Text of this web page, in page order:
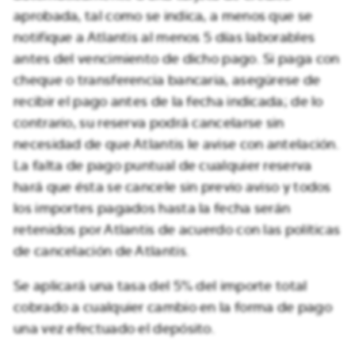
aprobada, tal como se indica, a menos que se
notifique a Atlantis al menos 5 días laborables
antes del vencimiento de dicho pago. Si paga con
cheque o transferencia bancaria, asegúrese de
recibir el pago antes de la fecha indicada; de lo
contrario, su reserva podrá cancelarse sin
necesidad de que Atlantis le avise con antelación.
La falta de pago puntual de cualquier reserva
hará que ésta se cancele sin previo aviso y todos
los importes pagados hasta la fecha serán
retenidos por Atlantis de acuerdo con las políticas
de cancelación de Atlantis.
Se aplicará una tasa del 5% del importe total
cobrado a cualquier cambio en la forma de pago
una vez efectuado el depósito.